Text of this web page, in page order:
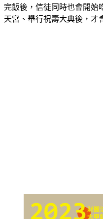
體育館內忙進忙出，就為了
完飯後，信徒同時也會開始